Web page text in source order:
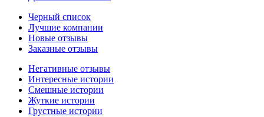
Черный список
Лучшие компании
Новые отзывы
Заказные отзывы
Негативные отзывы
Интересные истории
Смешные истории
Жуткие истории
Грустные истории